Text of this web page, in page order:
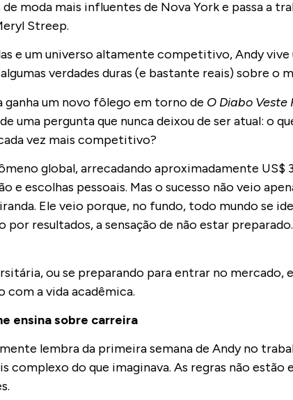
moda mais influentes de Nova York e passa a
Streep.
e um universo altamente competitivo, Andy
verdades duras (e bastante reais) sobre o
ganha um novo fôlego em torno de O Diabo Veste
uma pergunta que nunca deixou de ser atual: o
vez mais competitivo?
global, arrecadando aproximadamente US$
escolhas pessoais. Mas o sucesso não veio
Ele veio porque, no fundo, todo mundo se
resultados, a sensação de não estar
ou se preparando para entrar no
com a vida acadêmica.
ensina sobre carreira
lembra da primeira semana de Andy no
do que imaginava. As regras não estão